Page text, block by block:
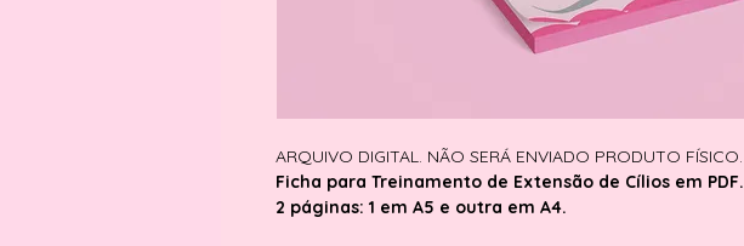
ARQUIVO DIGITAL. NÃO SERÁ ENVIADO PRODUTO FÍSICO.
Ficha para Treinamento de Extensão de Cílios em PDF.
2 páginas: 1 em A5 e outra em A4.